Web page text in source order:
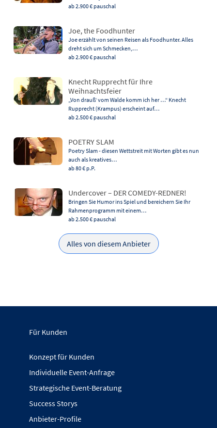
ab 2.900 € pauschal
Joe, the Foodhunter
Joe erzählt von seinen Reisen als Foodhunter. Alles
dreht sich um Schmecken,…
ab 2.900 € pauschal
Knecht Rupprecht für Ihre
Weihnachtsfeier
„Von drauß‘ vom Walde komm ich her …“ Knecht
Rupprecht (Krampus) erscheint auf…
ab 2.500 € pauschal
POETRY SLAM
Poetry Slam - diesen Wettstreit mit Worten gibt es nun
auch als kreatives…
ab 80 € p.P.
Undercover – DER COMEDY-REDNER!
Bringen Sie Humor ins Spiel und bereichern Sie Ihr
Rahmenprogramm mit einem…
ab 2.500 € pauschal
Alles von diesem Anbieter
Für Kunden
Konzept für Kunden
Individuelle Event-Anfrage
Strategische Event-Beratung
Success Storys
Anbieter-Profile